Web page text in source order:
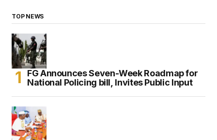
TOP NEWS
FG Announces Seven-Week Roadmap for
National Policing bill, Invites Public Input